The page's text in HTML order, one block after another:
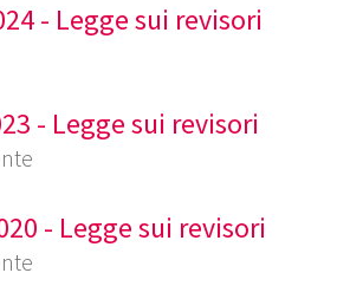
- Legge sui revisori
- Legge sui revisori
- Legge sui revisori